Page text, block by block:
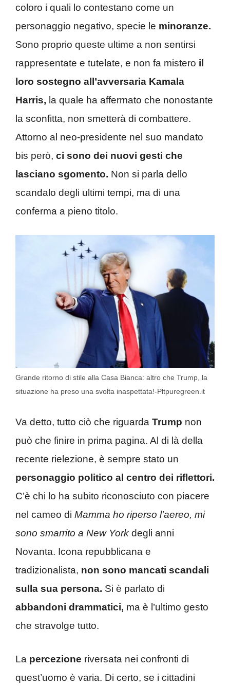
coloro i quali lo contestano come un
personaggio negativo, specie le minoranze.
Sono proprio queste ultime a non sentirsi
rappresentate e tutelate, e non fa mistero il
loro sostegno all’avversaria Kamala
Harris, la quale ha affermato che nonostante
la sconfitta, non smetterà di combattere.
Attorno al neo-presidente nel suo mandato
bis però, ci sono dei nuovi gesti che
lasciano sgomento. Non si parla dello
scandalo degli ultimi tempi, ma di una
conferma a pieno titolo.
Grande ritorno di stile alla Casa Bianca: altro che Trump, la
situazione ha preso una svolta inaspettata!-Pltpuregreen.it
Va detto, tutto ciò che riguarda Trump non
può che finire in prima pagina. Al di là della
recente rielezione, è sempre stato un
personaggio politico al centro dei riflettori.
C’è chi lo ha subito riconosciuto con piacere
nel cameo di Mamma ho riperso l’aereo, mi
sono smarrito a New York degli anni
Novanta. Icona repubblicana e
tradizionalista, non sono mancati scandali
sulla sua persona. Si è parlato di
abbandoni drammatici, ma è l’ultimo gesto
che stravolge tutto.
La percezione riversata nei confronti di
quest’uomo è varia. Di certo, se i cittadini